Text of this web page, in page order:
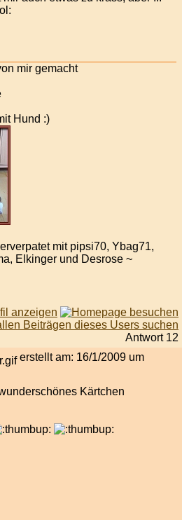
mir gemacht
Hund :)
mit pipsi70, Ybag71,
Elkinger und Desrose ~
Antwort 12
erstellt am: 16/1/2009 um
Kärtchen